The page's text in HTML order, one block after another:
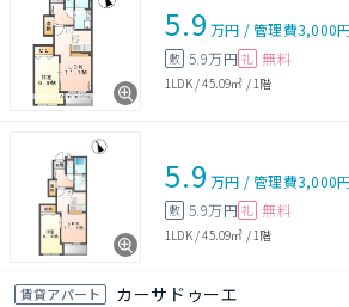
5.9 万円 /管理費3,000
敷 5.9万円 礼 無料
1LDK/45.09㎡ / 1階
5.9 万円 /管理費3,000
敷 5.9万円 礼 無料
1LDK/45.09㎡ / 1階
賃貸アパート カーサドゥーエ